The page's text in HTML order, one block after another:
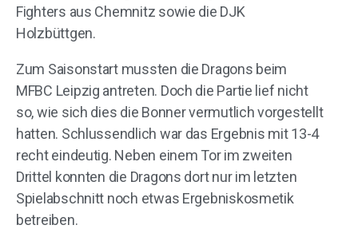
Fighters aus Chemnitz sowie die DJK
Holzbüttgen.
Zum Saisonstart mussten die Dragons beim
MFBC Leipzig antreten. Doch die Partie lief nicht
so, wie sich dies die Bonner vermutlich vorgestellt
hatten. Schlussendlich war das Ergebnis mit 13-4
recht eindeutig. Neben einem Tor im zweiten
Drittel konnten die Dragons dort nur im letzten
Spielabschnitt noch etwas Ergebniskosmetik
betreiben.